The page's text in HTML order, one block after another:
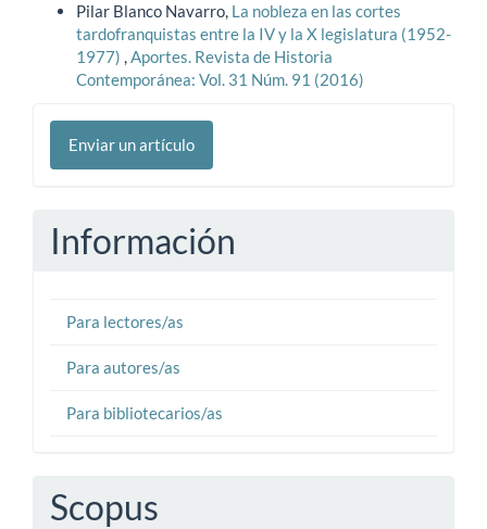
Pilar Blanco Navarro, La nobleza en las cortes
tardofranquistas entre la IV y la X legislatura (1952-
1977) ,Aportes. Revista de Historia
Contemporánea: Vol. 31 Núm. 91 (2016)
Enviar
unEnviar un artículo
Información
Para lectores/as
Para autores/as
Para bibliotecarios/as
Scopus